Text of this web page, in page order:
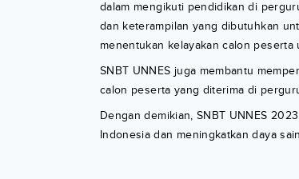
dalam mengikuti pendidikan di
dan keterampilan yang dibutuhkan
menentukan kelayakan calon
SNBT UNNES juga membantu
calon peserta yang diterima di
Dengan demikian, SNBT UNNES
Indonesia dan meningkatkan daya